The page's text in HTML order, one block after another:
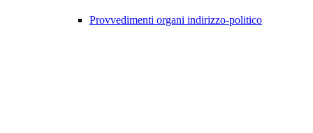
Provvedimenti organi indirizzo-politico